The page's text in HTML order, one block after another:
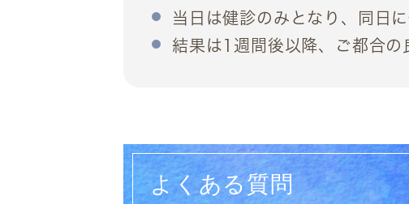
当日は健診のみとなり、同日
結果は1週間後以降、ご都合の
よくある質問